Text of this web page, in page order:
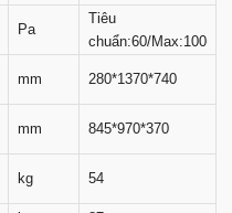
Pa
Tiêu
chuẩn:60/Max:100
mm 280*1370*740
mm 845*970*370
kg 54